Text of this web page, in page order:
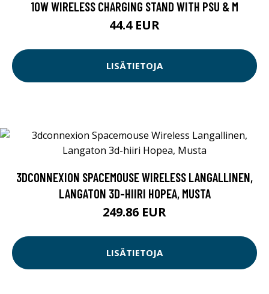
10W WIRELESS CHARGING STAND WITH PSU & M
44.4 EUR
LISÄTIETOJA
3DCONNEXION SPACEMOUSE WIRELESS LANGALLINEN,
LANGATON 3D-HIIRI HOPEA, MUSTA
249.86 EUR
LISÄTIETOJA